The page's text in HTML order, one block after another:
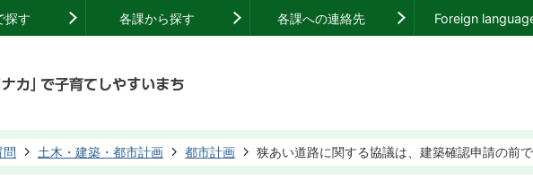
探す 各課から探す 各課への連絡先 Foreign
問 土木・建築・都市計画 都市計画 狭あい道路に関する協議は、建築確認申請の前